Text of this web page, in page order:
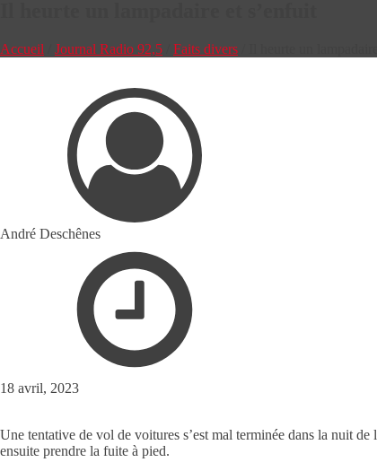
Accueil Journal Radio 92,5 Faits divers
André Deschênes
18 avril, 2023
Une tentative de vol de voitures s’est mal terminée dans la nuit
ensuite prendre la fuite à pied.